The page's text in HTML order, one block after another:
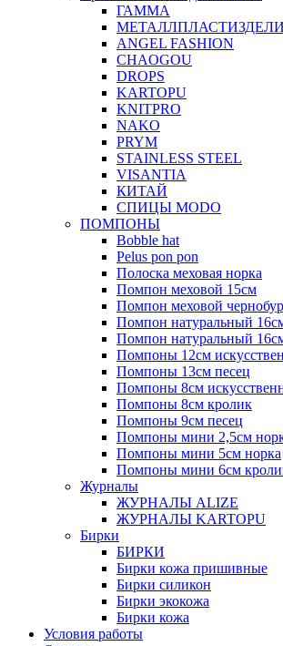
ГАММА
ANGEL FASHION
CHAOGOU
DROPS
KARTOPU
KNITPRO
NAKO
PRYM
STAINLESS STEEL
VISANTIA
КИТАЙ
СПИЦЫ MODO
ПОМПОНЫ
Bobble hat
Pelus pon pon
Полоска меховая норка
Помпон меховой 15см
Помпон меховой
Помпон натуральный
Помпон натуральный
Помпоны 12см
Помпоны 13см песец
Помпоны 8см
Помпоны 8см кролик
Помпоны 9см песец
Помпоны мини 2,5см
Помпоны мини 5см норка
Помпоны мини 6см
Журналы
ЖУРНАЛЫ ALIZE
ЖУРНАЛЫ KARTOPU
Бирки
БИРКИ
Бирки кожа пришивные
Бирки силикон
Бирки экокожа
Бирки кожа
Условия работы